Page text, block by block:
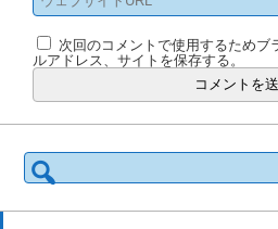
次回のコメントで使用するためブ
ルアドレス、サイトを保存する。
検
索: